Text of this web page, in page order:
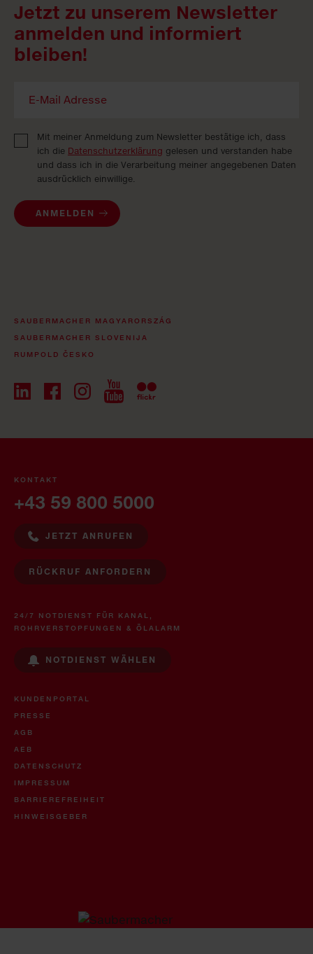
Jetzt zu unserem Newsletter
anmelden und informiert
bleiben!
Mit meiner Anmeldung zum Newsletter bestätige ich, dass
ich die Datenschutzerklärung gelesen und verstanden habe
und dass ich in die Verarbeitung meiner angegebenen Daten
ausdrücklich einwillige.
ANMELDEN
SAUBERMACHER MAGYARORSZÁG
SAUBERMACHER SLOVENIJA
RUMPOLD ČESKO
KONTAKT
+43 59 800 5000
JETZT ANRUFEN
RÜCKRUF ANFORDERN
24/7 NOTDIENST FÜR KANAL,
ROHRVERSTOPFUNGEN & ÖLALARM
NOTDIENST WÄHLEN
KUNDENPORTAL
PRESSE
AGB
AEB
DATENSCHUTZ
IMPRESSUM
BARRIEREFREIHEIT
HINWEISGEBER